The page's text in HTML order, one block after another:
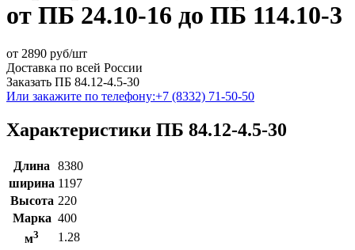
от ПБ 24.10-16 до ПБ 114.10-3
от 2890 руб/шт
Доставка по всей России
Заказать ПБ 84.12-4.5-30
Или закажите по телефону:+7 (8332) 71-50-50
Характеристики ПБ 84.12-4.5-30
Длина
8380
ширина 1197
Высота 220
Марка 400
м3
1.28